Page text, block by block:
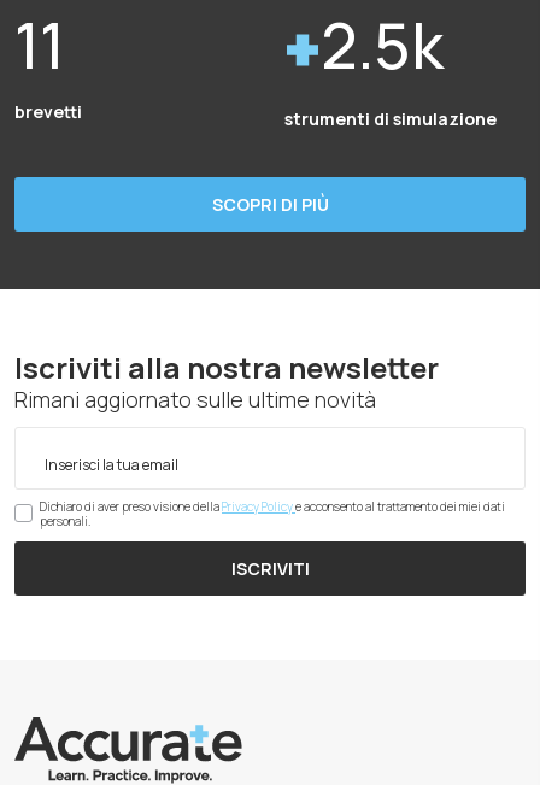
11
brevetti
2.5k
strumenti di simulazione
SCOPRI DI PIÙ
Iscriviti alla nostra newsletter
Rimani aggiornato sulle ultime novità
Dichiaro di aver preso visione dellaPrivacy Policye acconsento al trattamento dei miei dati
personali.
ISCRIVITI